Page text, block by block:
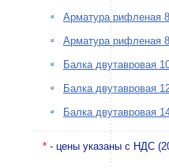
Арматура рифленая 8
Арматура рифленая 8
Балка двутавровая
Балка двутавровая
Балка двутавровая
* - цены указаны с НДС